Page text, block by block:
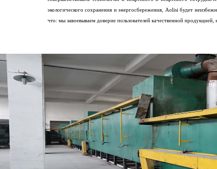
экологического сохранения и энергосбережения, Aolisi будет
что: мы завоевываем доверие пользователей качественной